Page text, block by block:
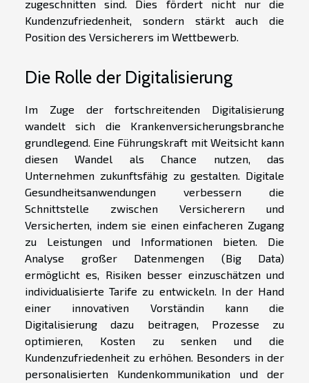
zugeschnitten sind. Dies fördert nicht nur die
Kundenzufriedenheit, sondern stärkt auch die
Position des Versicherers im Wettbewerb.
Die Rolle der Digitalisierung
Im Zuge der fortschreitenden Digitalisierung
wandelt sich die Krankenversicherungsbranche
grundlegend. Eine Führungskraft mit Weitsicht kann
diesen Wandel als Chance nutzen, das
Unternehmen zukunftsfähig zu gestalten. Digitale
Gesundheitsanwendungen verbessern die
Schnittstelle zwischen Versicherern und
Versicherten, indem sie einen einfacheren Zugang
zu Leistungen und Informationen bieten. Die
Analyse großer Datenmengen (Big Data)
ermöglicht es, Risiken besser einzuschätzen und
individualisierte Tarife zu entwickeln. In der Hand
einer innovativen Vorständin kann die
Digitalisierung dazu beitragen, Prozesse zu
optimieren, Kosten zu senken und die
Kundenzufriedenheit zu erhöhen. Besonders in der
personalisierten Kundenkommunikation und der